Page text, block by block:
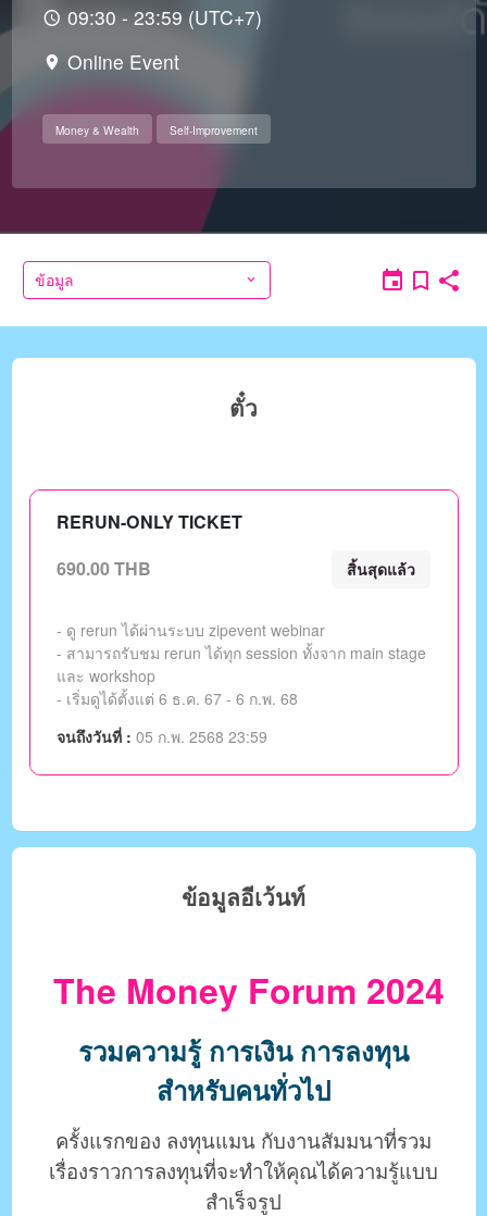
09:30 - 23:59 (UTC+7)
Online Event
Money & Wealth Self-Improvement
ข้อมูล
ตั๋ว
RERUN-ONLY TICKET
690.00 THB
สิ้นสุดแล้ว
- ดู rerun ได้ผ่านระบบ zipevent webinar
- สามารถรับชม rerun ได้ทุก session ทั้งจาก main stage
และ workshop
- เริ่มดูได้ตั้งแต่ 6 ธ.ค. 67 - 6 ก.พ. 68
จนถึงวันที่ : 05 ก.พ. 2568 23:59
ข้อมูลอีเว้นท์
The Money Forum 2024
รวมความรู้ การเงิน การลงทุน
สำหรับคนทั่วไป
ครั้งแรกของ ลงทุนแมน กับงานสัมมนาที่รวม
เรื่องราวการลงทุนที่จะทำให้คุณได้ความรู้แบบ
สำเร็จรูป